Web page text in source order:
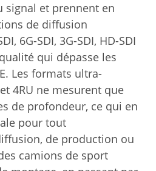
signal et prennent en
de diffusion
6G-SDI, 3G-SDI, HD-SDI
qui dépasse les
Les formats ultra-
4RU ne mesurent que
de profondeur, ce qui en
pour tout
de production ou
camions de sport